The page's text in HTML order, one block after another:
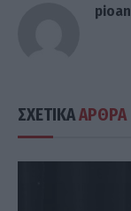
pioan
ΣΧΕΤΙΚΑΑΡΘΡΑ